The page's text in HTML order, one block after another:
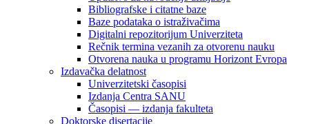
Bibliografske i citatne baze
Baze podataka o istraživačima
Digitalni repozitorijum Univerziteta
Rečnik termina vezanih za otvorenu nauku
Otvorena nauka u programu Horizont Evropa
Izdavačka delatnost
Univerzitetski časopisi
Izdanja Centra SANU
Časopisi — izdanja fakulteta
Doktorske disertacije